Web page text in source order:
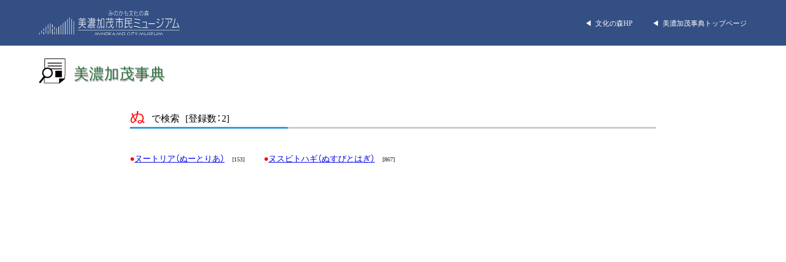
◀︎ 文化の森HP ◀︎ 美濃加茂事典トップページ
美濃加茂事典
ぬ で検索 [登録数：2]
ヌートリア（ぬーとりあ） [153] ヌスビトハギ（ぬすびとはぎ） [867]